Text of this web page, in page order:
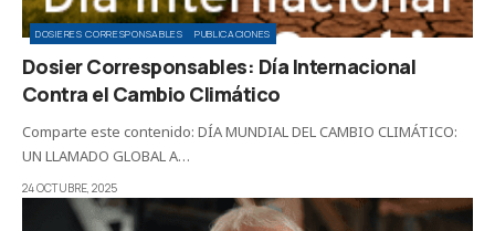
DOSIERES CORRESPONSABLES PUBLICACIONES
Dosier Corresponsables: Día Internacional
Contra el Cambio Climático
Comparte este contenido: DÍA MUNDIAL DEL CAMBIO CLIMÁTICO:
UN LLAMADO GLOBAL A…
24 OCTUBRE, 2025